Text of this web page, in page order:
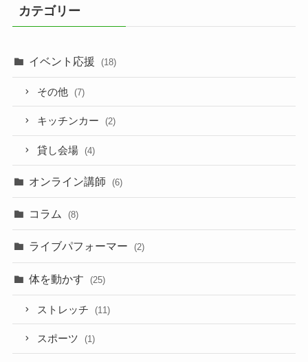
カテゴリー
イベント応援 (18)
その他 (7)
キッチンカー (2)
貸し会場 (4)
オンライン講師 (6)
コラム (8)
ライブパフォーマー (2)
体を動かす (25)
ストレッチ (11)
スポーツ (1)